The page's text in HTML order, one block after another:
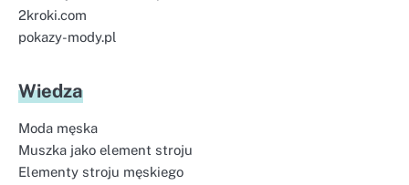
2kroki.com
pokazy-mody.pl
Wiedza
Moda męska
Muszka jako element stroju
Elementy stroju męskiego